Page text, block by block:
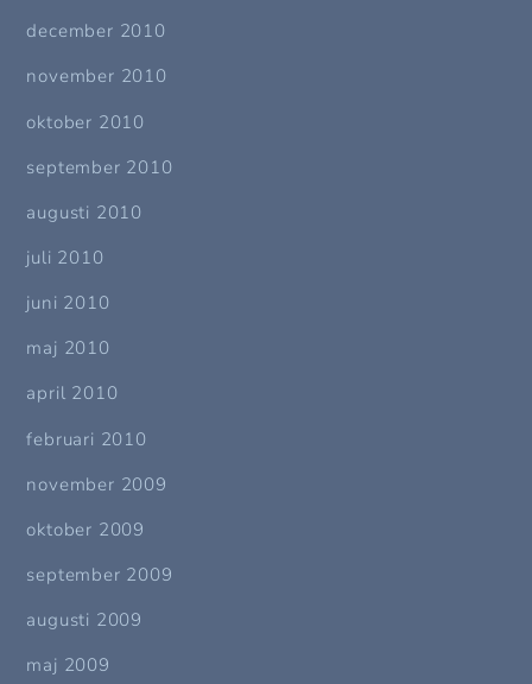
december 2010
november 2010
oktober 2010
september 2010
augusti 2010
juli 2010
juni 2010
maj 2010
april 2010
februari 2010
november 2009
oktober 2009
september 2009
augusti 2009
maj 2009